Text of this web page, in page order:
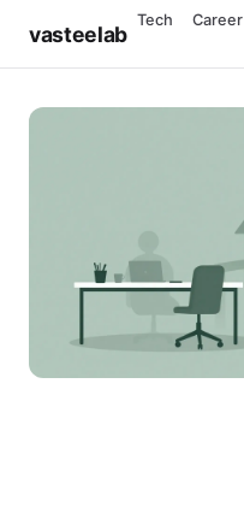
vasteelab
Tech Career